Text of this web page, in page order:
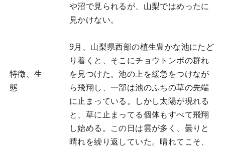
特徴、生
態
や沼で見られるが、山梨ではめったに
見かけない。
9月、山梨県西部の植生豊かな池にたど
り着くと、そこにチョウトンボの群れ
を見つけた。池の上を緩急をつけなが
ら飛翔し、一部は池のふちの草の先端
に止まっている。しかし太陽が現れる
と、草に止まってる個体もすべて飛翔
し始める。この日は雲が多く、曇りと
晴れを繰り返していた。晴れてこそ、